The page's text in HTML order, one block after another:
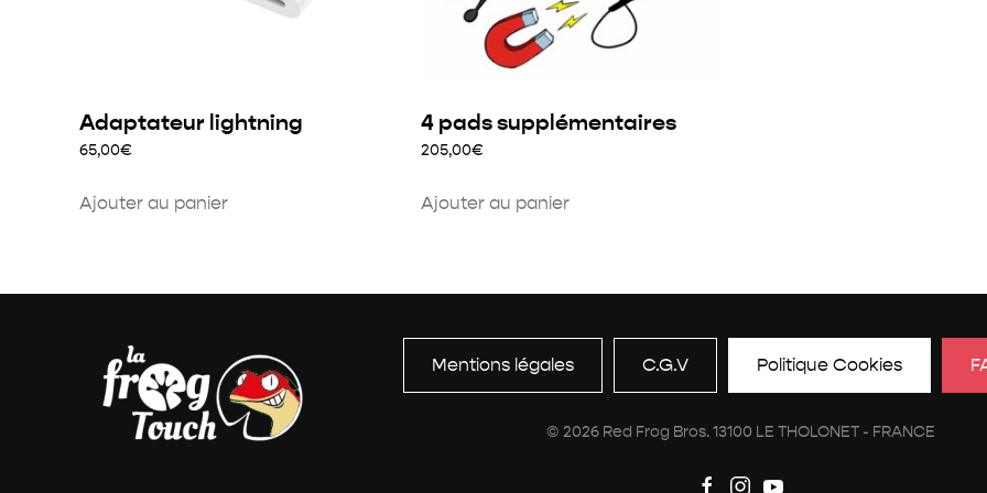
Adaptateur lightning
65,00€
Ajouter au panier
4 pads supplémentaires
205,00€
Ajouter au panier
Mentions légales C.G.V Politique Cookies
© 2026Red Frog Bros. 13100 LE THOLONET - FRANCE